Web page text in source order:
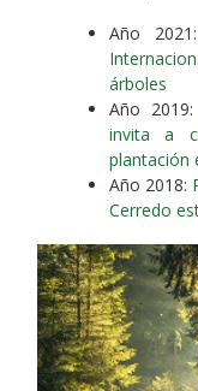
Año 2021:
árboles
Año 2019:
invita a
plantación
Año 2018:
Cerredo